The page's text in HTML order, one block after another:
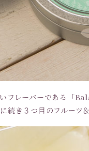
フレーバーである「
き３つ目のフルーツ＆